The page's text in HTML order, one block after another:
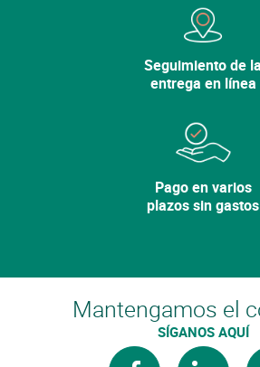
Seguimiento de la
entrega en línea
Pago en varios
plazos sin gastos
Mantengamos el
SÍGANOS AQUÍ